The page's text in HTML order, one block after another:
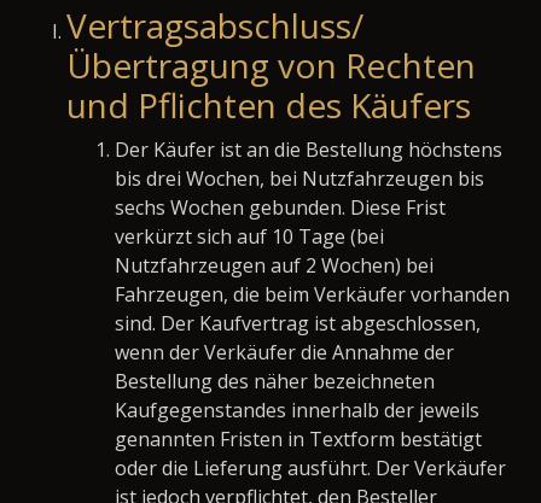
Vertragsabschluss/
Übertragung von Rechten
und Pflichten des Käufers
Der Käufer ist an die Bestellung höchstens
bis drei Wochen, bei Nutzfahrzeugen bis
sechs Wochen gebunden. Diese Frist
verkürzt sich auf 10 Tage (bei
Nutzfahrzeugen auf 2 Wochen) bei
Fahrzeugen, die beim Verkäufer vorhanden
sind. Der Kaufvertrag ist abgeschlossen,
wenn der Verkäufer die Annahme der
Bestellung des näher bezeichneten
Kaufgegenstandes innerhalb der jeweils
genannten Fristen in Textform bestätigt
oder die Lieferung ausführt. Der Verkäufer
ist jedoch verpflichtet, den Besteller